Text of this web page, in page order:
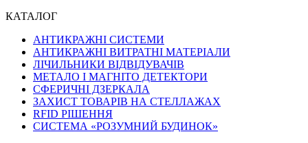
КАТАЛОГ
АНТИКРАЖНІ СИСТЕМИ
АНТИКРАЖНІ ВИТРАТНІ МАТЕРІАЛИ
ЛІЧИЛЬНИКИ ВІДВІДУВАЧІВ
МЕТАЛО І МАГНІТО ДЕТЕКТОРИ
СФЕРИЧНІ ДЗЕРКАЛА
ЗАХИСТ ТОВАРІВ НА СТЕЛЛАЖАХ
RFID РІШЕННЯ
СИСТЕМА «РОЗУМНИЙ БУДИНОК»